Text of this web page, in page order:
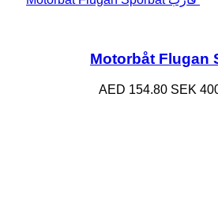
Motorbåt Flugan
SEK